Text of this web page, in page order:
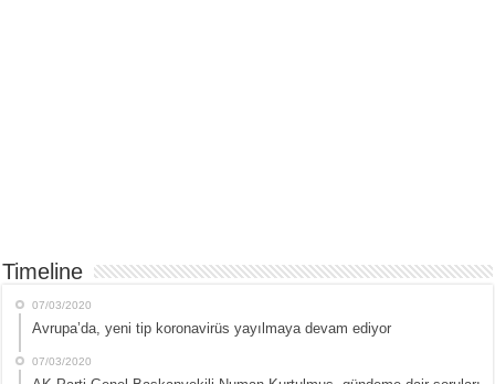
Timeline
07/03/2020
Avrupa’da, yeni tip koronavirüs yayılmaya devam ediyor
07/03/2020